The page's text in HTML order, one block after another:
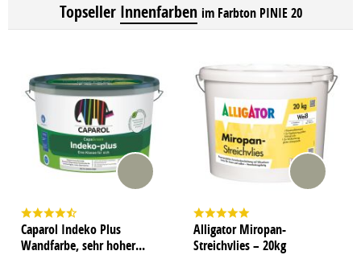
Topseller Innenfarben im Farbton PINIE 20
Caparol Indeko Plus
Wandfarbe, sehr hoher...
Alligator Miropan-
Streichvlies – 20kg